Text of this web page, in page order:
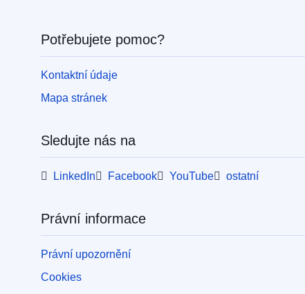
Potřebujete pomoc?
Kontaktní údaje
Mapa stránek
Sledujte nás na
LinkedIn Facebook YouTube ostatní
Právní informace
Právní upozornění
Cookies